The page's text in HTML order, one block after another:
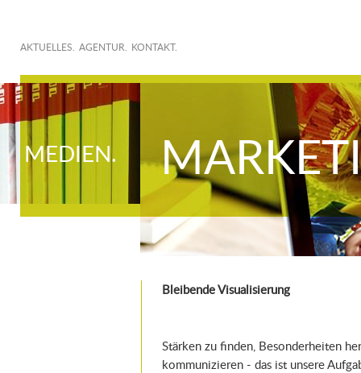
AKTUELLES. AGENTUR. KONTAKT.
MEDIEN.
Bleibende Visualisierung
Stärken zu finden, Besonderheiten
kommunizieren - das ist unsere